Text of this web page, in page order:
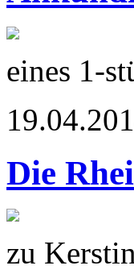
eines 1-
Die
zu